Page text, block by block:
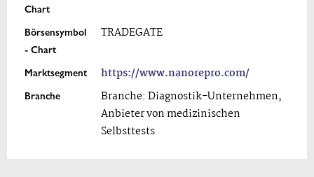
Chart
Börsensymbol
- Chart
TRADEGATE
Marktsegment https://www.nanorepro.com/
Branche
Branche: Diagnostik-Unternehmen,
Anbieter von medizinischen
Selbsttests